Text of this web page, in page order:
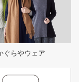
ぐらやウェア